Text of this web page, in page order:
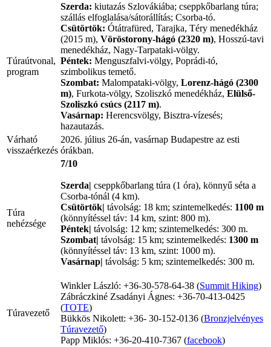
Túraútvonal,
program
Szerda: kiutazás Szlovákiába; cseppkőbarlang túra;
szállás elfoglalása/sátorállítás; Csorba-tó.
Csütörtök: Ótátrafüred, Tarajka, Téry menedékház
(2015 m), Vöröstorony-hágó (2320 m), Hosszú-tavi
menedékház, Nagy-Tarpataki-völgy.
Péntek: Menguszfalvi-völgy, Poprádi-tó,
szimbolikus temető.
Szombat: Malompataki-völgy, Lorenz-hágó (2300
m), Furkota-völgy, Szoliszkó menedékház, Elülső-
Szoliszkó csúcs (2117 m).
Vasárnap: Herencsvölgy, Bisztra-vízesés;
hazautazás.
Várható
visszaérkezés
2026. július 26-án, vasárnap Budapestre az esti
órákban.
Túra
nehézsége
7/10
Szerda| cseppkőbarlang túra (1 óra), könnyű séta a
Csorba-tónál (4 km).
Csütörtök| távolság: 18 km; szintemelkedés: 1100 m
(könnyítéssel táv: 14 km, szint: 800 m).
Péntek| távolság: 12 km; szintemelkedés: 300 m.
Szombat| távolság: 15 km; szintemelkedés: 1300 m
(könnyítéssel táv: 13 km, szint: 1000 m).
Vasárnap| távolság: 5 km; szintemelkedés: 300 m.
Túravezető
Winkler László: +36-30-578-64-38 (Summit Hiking)
Zábráczkiné Zsadányi Ágnes: +36-70-413-0425
(TOTE)
Bükkös Nikolett: +36- 30-152-0136 (Bronzjelvényes
Túravezető)
Papp Miklós: +36-20-410-7367 (facebook)